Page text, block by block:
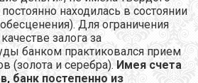
находилась в состоянии
Для ограничения
залога за
банком практиковался прием
(золота и серебра). Имея счета
банк постепенно из